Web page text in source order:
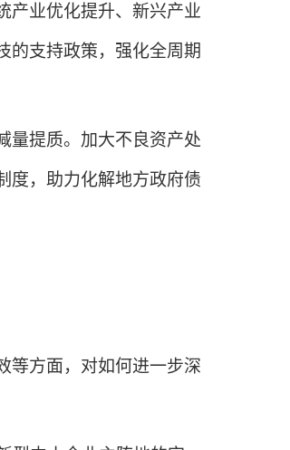
业优化提升、新兴产业
的支持政策，强化全周期
提质。加大不良资产处
度，助力化解地方政府债
方面，对如何进一步深